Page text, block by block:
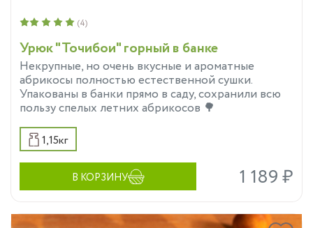
Урюк "Точибои" горный в банке
Некрупные, но очень вкусные и ароматные
абрикосы полностью естественной сушки.
Упакованы в банки прямо в саду, сохранили всю
пользу спелых летних абрикосов 🌳
(4)
1,15кг
В КОРЗИНУ 1 189 ₽